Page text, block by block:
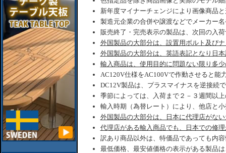
新年度マイナーチェンジにより画像商品
製造元企業の合併や譲渡などでメーカー
販売終了・完売表示の製品は、次回の入
外国製品の大部分は、設置用ボルト及び
外国製品の大部分は、英語表記となり日
輸入商品は、使用目的に問題ない限り多
AC120V仕様をAC100Vで作動させると能
DC12V製品は、プラスマイナスを逆接続
季節によっては、入荷まで２－３週間以
輸入時期（為替レート）により、他店と
外国製品の大部分は、日本に代理店がな
代理店がある輸入商品でも、日本での修
訳あり商品以外は、特価品であっても内
最低価格、最安値価格の表示がある製品